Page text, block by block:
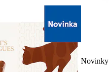
Novinky